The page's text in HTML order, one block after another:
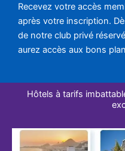
Recevez votre accès
après votre inscription.
de notre club privé
aurez accès aux bons
Hôtels à tarifs